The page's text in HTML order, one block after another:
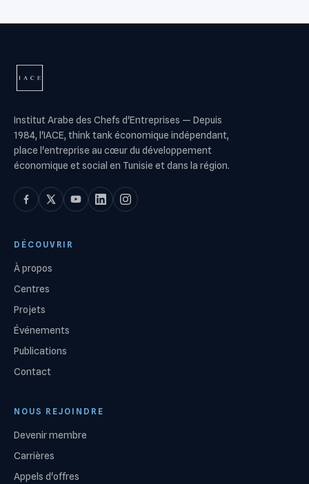
Institut Arabe des Chefs d'Entreprises — Depuis
1984, l'IACE, think tank économique indépendant,
place l'entreprise au cœur du développement
économique et social en Tunisie et dans la région.
DÉCOUVRIR
À propos
Centres
Projets
Événements
Publications
Contact
NOUS REJOINDRE
Devenir membre
Carrières
Appels d'offres